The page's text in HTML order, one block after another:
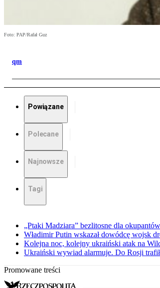
Foto: PAP/Rafał Guz
qm
Powiązane
Polecane
Najnowsze
Tagi
„Ptaki Madziara” bezlitosne dla
Władimir Putin wskazał dowódcę wojsk
Kolejna noc, kolejny ukraiński atak na
Ukraiński wywiad alarmuje. Do Rosji
Promowane treści